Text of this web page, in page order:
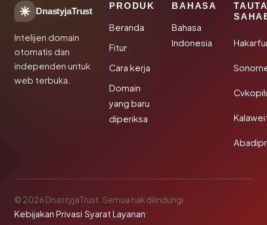
DnastyjaTrust
Intelijen domain
otomatis dan
independen untuk
web terbuka.
PRODUK
Beranda
Fitur
Cara kerja
Domain
yang baru
diperiksa
BAHASA
Bahasa
Indonesia
© 2026 DnastyjaTrust. Semua hak dilindungi.
Kebijakan Privasi·Syarat Layanan